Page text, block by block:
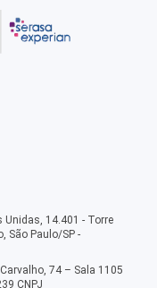
Unidas, 14.401 - Torre
São Paulo/SP -
74 – Sala 1105
CNPJ